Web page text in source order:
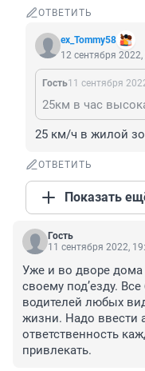
ОТВЕТИТЬ
ex_Tommy58
12 сентября 2022,
Гость11 сентября
25км в час
25 км/ч в жилой
ОТВЕТИТЬ
Показать
Гость
11 сентября 2022,
Уже и во дворе
своему под’езду.
водителей любых
жизни. Надо ввести
ответственность
привлекать.